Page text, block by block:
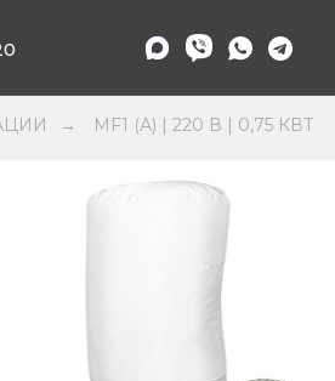
→ MF1 (А) | 220 В | 0,75 КВТ